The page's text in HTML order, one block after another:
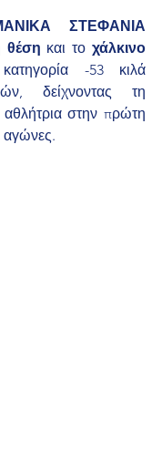
ΣΤΕΦΑΝΙΑ
θέση και το χάλκινο
-53 κιλά
δείχνοντας τη
στην πρώτη
αγώνες.